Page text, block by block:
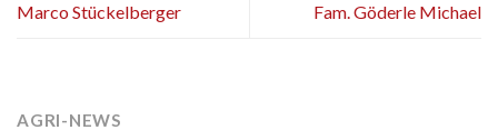
Marco Stückelberger Fam. Göderle Michael
AGRI-NEWS